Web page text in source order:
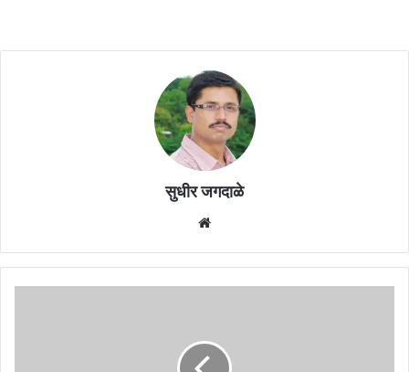
सुधीर जगदाळे